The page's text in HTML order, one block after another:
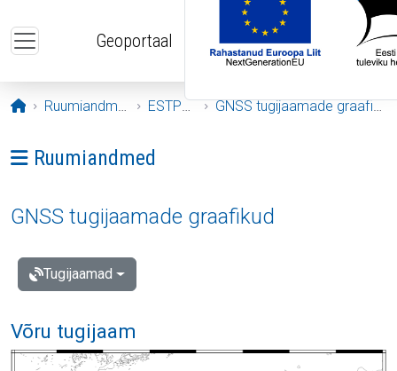
Geoportaal
Avaleht
Ruumiandmed ESTPOS GNSS tugijaamade graafikud
Ava menüü: Ruumiandmed
Ruumiandmed
GNSS tugijaamade graafikud
Tugijaamad
Võru tugijaam